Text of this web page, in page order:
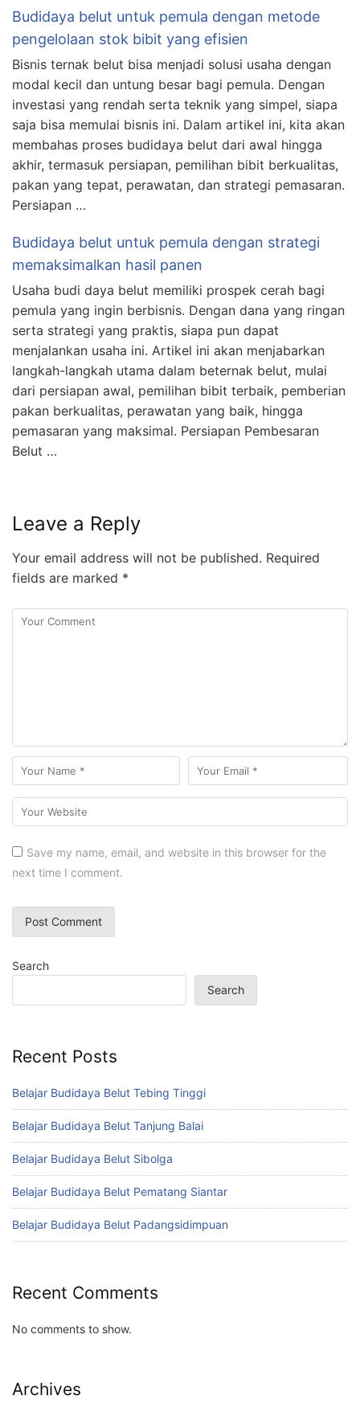
Budidaya belut untuk pemula dengan metode
pengelolaan stok bibit yang efisien
Bisnis ternak belut bisa menjadi solusi usaha dengan
modal kecil dan untung besar bagi pemula. Dengan
investasi yang rendah serta teknik yang simpel, siapa
saja bisa memulai bisnis ini. Dalam artikel ini, kita akan
membahas proses budidaya belut dari awal hingga
akhir, termasuk persiapan, pemilihan bibit berkualitas,
pakan yang tepat, perawatan, dan strategi pemasaran.
Persiapan …
Budidaya belut untuk pemula dengan strategi
memaksimalkan hasil panen
Usaha budi daya belut memiliki prospek cerah bagi
pemula yang ingin berbisnis. Dengan dana yang ringan
serta strategi yang praktis, siapa pun dapat
menjalankan usaha ini. Artikel ini akan menjabarkan
langkah-langkah utama dalam beternak belut, mulai
dari persiapan awal, pemilihan bibit terbaik, pemberian
pakan berkualitas, perawatan yang baik, hingga
pemasaran yang maksimal. Persiapan Pembesaran
Belut …
Leave a Reply
Your email address will not be published. Required
fields are marked *
Save my name, email, and website in this browser for the
next time I comment.
Search
Search
Recent Posts
Belajar Budidaya Belut Tebing Tinggi
Belajar Budidaya Belut Tanjung Balai
Belajar Budidaya Belut Sibolga
Belajar Budidaya Belut Pematang Siantar
Belajar Budidaya Belut Padangsidimpuan
Recent Comments
No comments to show.
Archives